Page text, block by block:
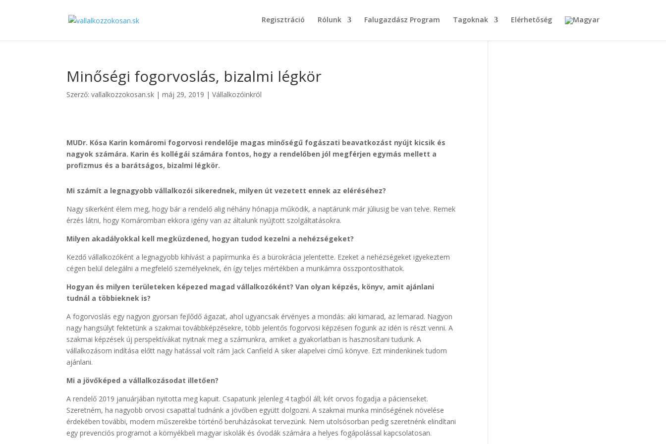
Regisztráció Rólunk Falugazdász Program Tagoknak Elérhetőség
Minőségi fogorvoslás, bizalmi légkör
Szerző:vallalkozzokosan.sk |máj 29, 2019 |Vállalkozóinkról
MUDr. Kósa Karin komáromi fogorvosi rendelője magas minőségű fogászati beavatkozást nyújt kicsik és
nagyok számára. Karin és kollégái számára fontos, hogy a rendelőben jól megférjen egymás mellett a
profizmus és a barátságos, bizalmi légkör.
Mi számít a legnagyobb vállalkozói sikerednek, milyen út vezetett ennek az eléréséhez?
Nagy sikerként élem meg, hogy bár a rendelő alig néhány hónapja működik, a naptárunk már júliusig be van telve. Re­mek
érzés látni, hogy Komáromban ek­kora igény van az általunk nyújtott szol­gáltatásokra.
Milyen akadályokkal kell megküzde­ned, hogyan tudod kezelni a nehézsé­geket?
Kezdő vállalkozóként a legnagyobb kihívást a papírmunka és a bürokrácia jelentette. Ezeket a nehézségeket igye­keztem
cégen belül delegálni a megfe­lelő személyeknek, én így teljes mérték­ben a munkámra összpontosíthatok.
Hogyan és milyen területeken képe­zed magad vállalkozóként? Van olyan képzés, könyv, amit ajánlani
tudnál a többieknek is?
A fogorvoslás egy nagyon gyorsan fejlődő ágazat, ahol ugyancsak érvényes a mondás: aki kimarad, az lema­rad. Nagyon
nagy hangsúlyt fektetünk a szakmai továbbképzésekre, több je­lentős fogorvosi képzésen fogunk az ­idén is részt venni. A
szakmai képzések új perspektívákat nyitnak meg a szá­munkra, amiket a gyakorlatban is hasz­nosítani tudunk. A
vállalkozásom indí­tása előtt nagy hatással volt rám Jack Canfield A siker alapelvei című könyve. Ezt mindenkinek tudom
ajánlani.
Mi a jövőképed a vállalkozásodat il­letően?
A rendelő 2019 januárjában nyitotta meg kapuit. Csapatunk jelenleg 4 tag­ból áll; két orvos fogadja a pácienseket.
Szeretném, ha nagyobb orvosi csapat­tal tudnánk a jövőben együtt dolgozni. A szakmai munka minőségének növe­lése
érdekében további, modern mű­szerekbe történő beruházásokat terve­zünk. Nem utolsósorban pedig szeret­nénk elindítani
egy prevenciós progra­mot a környékbeli magyar iskolák és óvodák számára a helyes fogápolással kapcsolatosan.